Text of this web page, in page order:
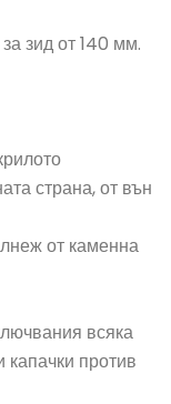
зид от 140 мм.
страна, от вън
от каменна
всяка
против